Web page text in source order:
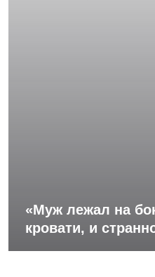
«Муж лежал на
кровати, и